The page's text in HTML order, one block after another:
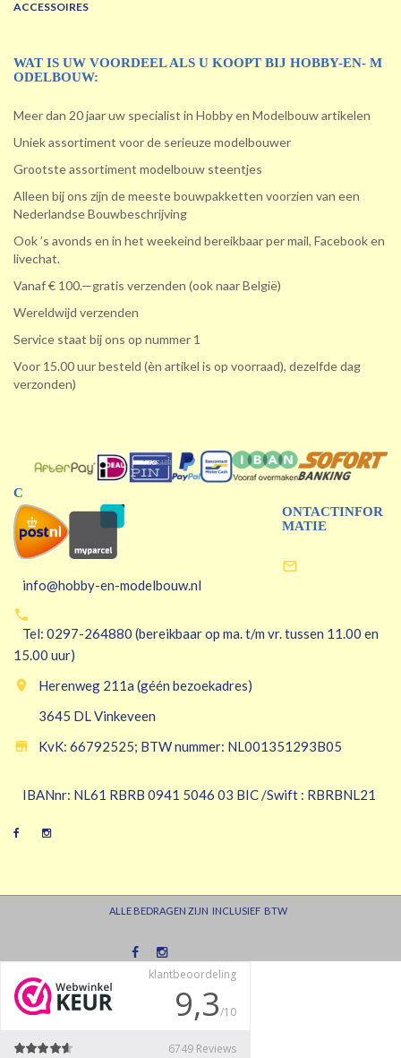
ACCESSOIRES
WAT IS UW VOORDEEL ALS U KOOPT BIJ HOBBY-EN- M
ODELBOUW:
Meer dan 20 jaar uw specialist in Hobby en Modelbouw artikelen
Uniek assortiment voor de serieuze modelbouwer
Grootste assortiment modelbouw steentjes
Alleen bij ons zijn de meeste bouwpakketten voorzien van een
Nederlandse Bouwbeschrijving
Ook ’s avonds en in het weekeind bereikbaar per mail, Facebook en
livechat.
Vanaf € 100.—gratis verzenden (ook naar België)
Wereldwijd verzenden
Service staat bij ons op nummer 1
Voor 15.00 uur besteld (èn artikel is op voorraad), dezelfde dag
verzonden)
C
ONTACTINFOR
MATIE

info@hobby-en-modelbouw.nl

Tel: 0297-264880 (bereikbaar op ma. t/m vr. tussen 11.00 en
15.00 uur)

Herenweg 211a (géén bezoekadres)
3645 DL Vinkeveen

KvK: 66792525; BTW nummer: NL001351293B05
IBANnr: NL61 RBRB 0941 5046 03 BIC /Swift : RBRBNL21
ALLE BEDRAGEN ZIJN INCLUSIEF BTW